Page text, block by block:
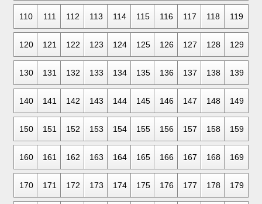
110 111 112 113 114 115 116 117 118 119
120 121 122 123 124 125 126 127 128 129
130 131 132 133 134 135 136 137 138 139
140 141 142 143 144 145 146 147 148 149
150 151 152 153 154 155 156 157 158 159
160 161 162 163 164 165 166 167 168 169
170 171 172 173 174 175 176 177 178 179